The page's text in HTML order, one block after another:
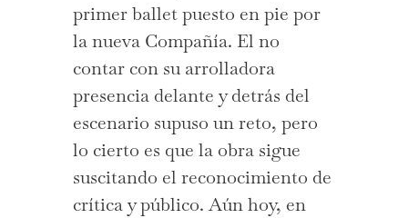
primer ballet puesto en pie por
la nueva Compañía. El no
contar con su arrolladora
presencia delante y detrás del
escenario supuso un reto, pero
lo cierto es que la obra sigue
suscitando el reconocimiento de
crítica y público. Aún hoy, en